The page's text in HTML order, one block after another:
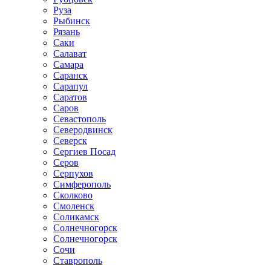
Руза
Рыбинск
Рязань
Саки
Салават
Самара
Саранск
Сарапул
Саратов
Саров
Севастополь
Северодвинск
Северск
Сергиев Посад
Серов
Серпухов
Симферополь
Сколково
Смоленск
Соликамск
Солнечногорск
Солнечногорск
Сочи
Ставрополь